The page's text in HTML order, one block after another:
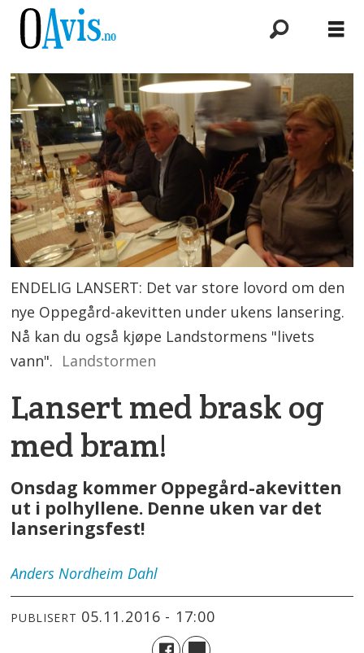
ENDELIG LANSERT: Det var store lovord om den
nye Oppegård-akevitten under ukens lansering.
Nå kan du også kjøpe Landstormens "livets
vann". Landstormen
Lansert med brask og
med bram!
Onsdag kommer Oppegård-akevitten
ut i polhyllene. Denne uken var det
lanseringsfest!
Anders Nordheim Dahl
PUBLISERT 05.11.2016 - 17:00